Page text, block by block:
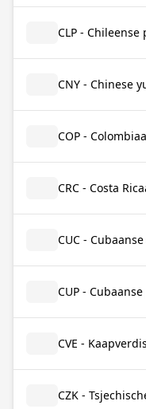
CLP - Chileense
CNY - Chinese
COP -
CRC - Costa
CUC -
CUP -
CVE -
CZK -